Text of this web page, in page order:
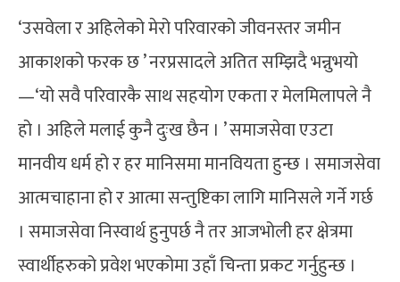
‘उसवेला र अहिलेको मेरो परिवारको जीवनस्तर जमीन
आकाशको फरक छ ’ नरप्रसादले अतित सम्झिदै भन्नुभयो
—‘यो सवै परिवारकै साथ सहयोग एकता र मेलमिलापले नै
हो । अहिले मलाई कुनै दुःख छैन । ’ समाजसेवा एउटा
मानवीय धर्म हो र हर मानिसमा मानवियता हुन्छ । समाजसेवा
आत्मचाहाना हो र आत्मा सन्तुष्टिका लागि मानिसले गर्ने गर्छ
। समाजसेवा निस्वार्थ हुनुपर्छ नै तर आजभोली हर क्षेत्रमा
स्वार्थीहरुको प्रवेश भएकोमा उहाँ चिन्ता प्रकट गर्नुहुन्छ ।